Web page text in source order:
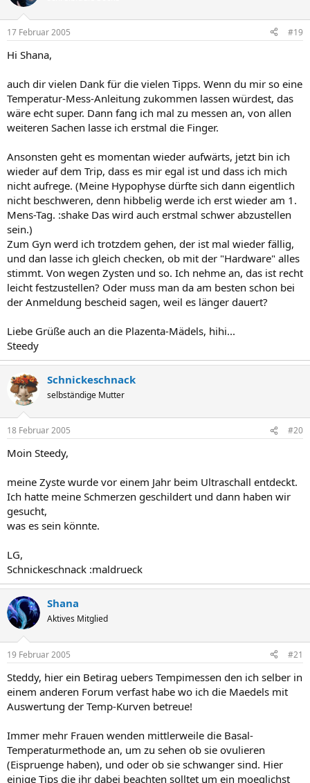
17 Februar 2005 #19
Hi Shana,
auch dir vielen Dank für die vielen Tipps. Wenn du mir so eine
Temperatur-Mess-Anleitung zukommen lassen würdest, das
wäre echt super. Dann fang ich mal zu messen an, von allen
weiteren Sachen lasse ich erstmal die Finger.
Ansonsten geht es momentan wieder aufwärts, jetzt bin ich
wieder auf dem Trip, dass es mir egal ist und dass ich mich
nicht aufrege. (Meine Hypophyse dürfte sich dann eigentlich
nicht beschweren, denn hibbelig werde ich erst wieder am 1.
Mens-Tag. :shake Das wird auch erstmal schwer abzustellen
sein.)
Zum Gyn werd ich trotzdem gehen, der ist mal wieder fällig,
und dan lasse ich gleich checken, ob mit der "Hardware" alles
stimmt. Von wegen Zysten und so. Ich nehme an, das ist recht
leicht festzustellen? Oder muss man da am besten schon bei
der Anmeldung bescheid sagen, weil es länger dauert?
Liebe Grüße auch an die Plazenta-Mädels, hihi...
Steedy
Schnickeschnack
selbständige Mutter
18 Februar 2005 #20
Moin Steedy,
meine Zyste wurde vor einem Jahr beim Ultraschall entdeckt.
Ich hatte meine Schmerzen geschildert und dann haben wir
gesucht,
was es sein könnte.
LG,
Schnickeschnack :maldrueck
Shana
Aktives Mitglied
19 Februar 2005 #21
Steddy, hier ein Betirag uebers Tempimessen den ich selber in
einem anderen Forum verfast habe wo ich die Maedels mit
Auswertung der Temp-Kurven betreue!
Immer mehr Frauen wenden mittlerweile die Basal-
Temperaturmethode an, um zu sehen ob sie ovulieren
(Eispruenge haben), und oder ob sie schwanger sind. Hier
einige Tips die ihr dabei beachten solltet um ein moeglichst